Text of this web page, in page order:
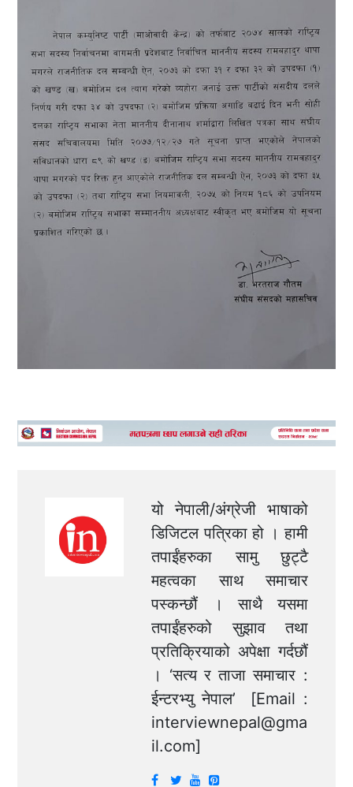
यो नेपाली/अंग्रेजी भाषाको
डिजिटल पत्रिका हो । हामी
तपाईंहरुका सामु छुट्टै
महत्वका साथ समाचार
पस्कन्छौं । साथै यसमा
तपाईंहरुको सुझाव तथा
प्रतिक्रियाको अपेक्षा गर्दछौं
। ‘सत्य र ताजा समाचार :
ईन्टरभ्यु नेपाल’ [Email :
interviewnepal@gma
il.com]